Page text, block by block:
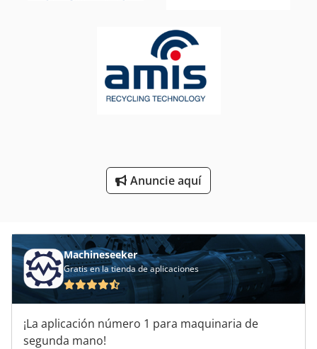
Secadora De Condensación
Sistema De Secado Anuncie aquí
Machineseeker
Gratis en la tienda de aplicaciones
¡La aplicación número 1 para maquinaria de
segunda mano!